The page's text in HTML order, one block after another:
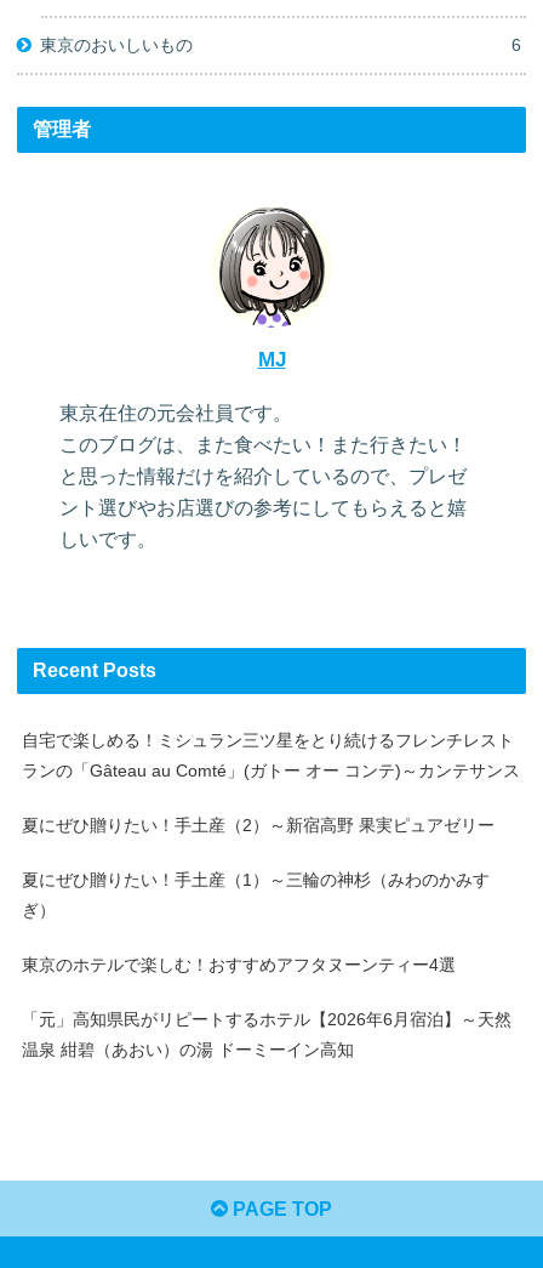
東京のおいしいもの 6
管理者
MJ
東京在住の元会社員です。
このブログは、また食べたい！また行きたい！
と思った情報だけを紹介しているので、プレゼ
ント選びやお店選びの参考にしてもらえると嬉
しいです。
Recent Posts
自宅で楽しめる！ミシュラン三ツ星をとり続けるフレンチレスト
ランの「Gâteau au Comté」(ガトー オー コンテ)～カンテサンス
夏にぜひ贈りたい！手土産（2）～新宿高野 果実ピュアゼリー
夏にぜひ贈りたい！手土産（1）～三輪の神杉（みわのかみす
ぎ）
東京のホテルで楽しむ！おすすめアフタヌーンティー4選
「元」高知県民がリピートするホテル【2026年6月宿泊】～天然
温泉 紺碧（あおい）の湯 ドーミーイン高知
PAGE TOP